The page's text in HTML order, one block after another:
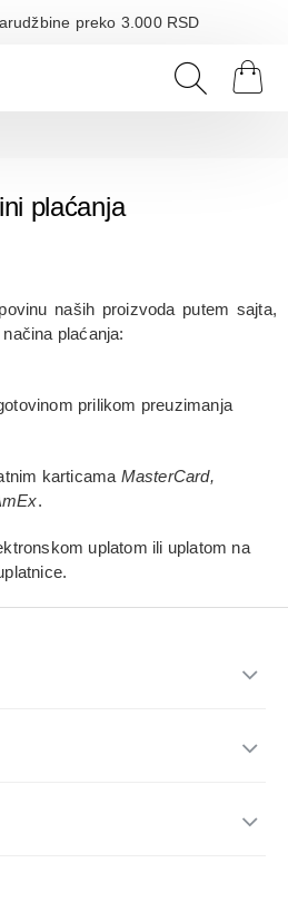
preko 3.000 RSD
plaćanja
naših proizvoda putem sajta,
plaćanja:
prilikom preuzimanja
karticama MasterCard,
.
uplatom ili uplatom na